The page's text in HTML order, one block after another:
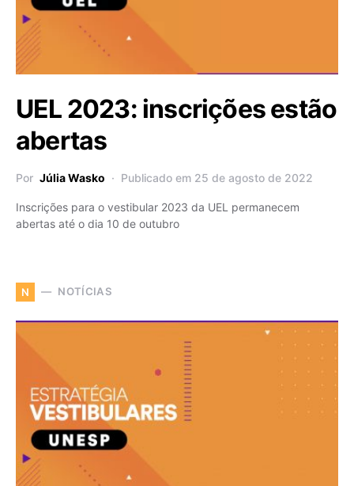
UEL 2023: inscrições estão
abertas
Por Júlia Wasko Publicado em 25 de agosto de 2022
Inscrições para o vestibular 2023 da UEL permanecem
abertas até o dia 10 de outubro
N NOTÍCIAS